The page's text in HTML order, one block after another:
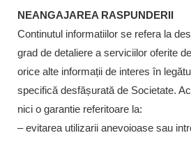
NEANGAJAREA RASPUNDERII
Continutul informatiilor se refera la
grad de detaliere a serviciilor oferite
orice alte informații de interes în
specifică desfășurată de Societate.
nici o garantie referitoare la:
– evitarea utilizarii anevoioase sau